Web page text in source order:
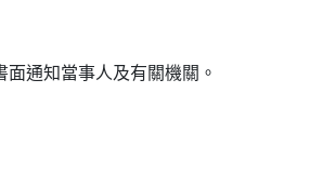
通知當事人及有關機關。